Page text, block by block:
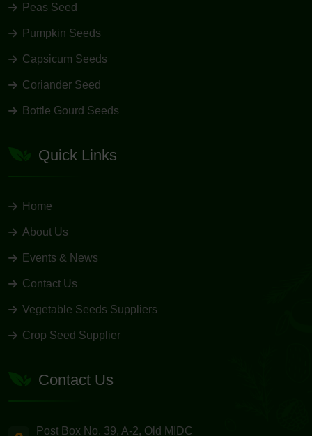
Peas Seed
Pumpkin Seeds
Capsicum Seeds
Coriander Seed
Bottle Gourd Seeds
Quick Links
Home
About Us
Events & News
Contact Us
Vegetable Seeds Suppliers
Crop Seed Supplier
Contact Us
Post Box No. 39, A-2, Old MIDC